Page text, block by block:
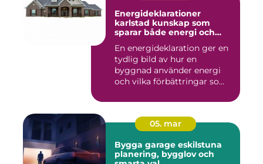
Energideklarationer
karlstad kunskap som
sparar både energi och
En energideklaration ger en
tydlig bild av hur en
byggnad använder energi
och vilka förbättringar so...
05. mar
Bygga garage eskilstuna
planering, bygglov och